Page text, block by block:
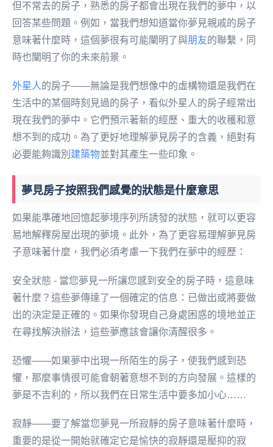
但不常去的房子，熟悉的房子都會出現在我們的夢中，以
回答某些問題。例如，當我們想知道當你夢見親戚的房子
意味著什麼時，這個夢很有可能闡明了與朋友的聯繫，同
時也闡明了你的未來前景。
外星人的房子——無論是我們想像中的虛構物還是我們在
生活中的某個時刻見過的房子，看似外星人的房子經常出
現在我們的夢中。它們預示著新的經歷、重大的收穫和意
想不到的成功。為了更好地理解夢見房子的含義，絕對有
必要能夠識別 建築物並對其產生一些印象。
夢見房子按照我們感覺的狀態是什麼意思
如果能準確地回憶起夢境序列所誘發的狀態，就可以更容
易地解釋房屋出現的夢境。此外，為了更容易理解夢見房
子意味著什麼，我們必須考慮一下我們在夢中的經歷：
安全狀態 - 當您夢見一所讓您感到安全的房子時，這意味
著什麼？這些夢傳達了一個確定的信息：已做出或將要做
出的決定是正確的。如果你發現自己身處困惑的境地並正
在尋找解決辦法，這些夢應該會讓你清醒很多。
恐懼——如果夢中出現一所陌生的房子，使我們感到恐
懼，那麼事情很可能會朝著意想不到的方向發展。這樣的
夢是不吉利的，所以我們在日常生活中要多加小心……
寂靜——要了解當您夢見一所寂靜的房子意味著什麼時，
重要的是從一開始就確定它是愉快的寂靜還是壓抑的寂